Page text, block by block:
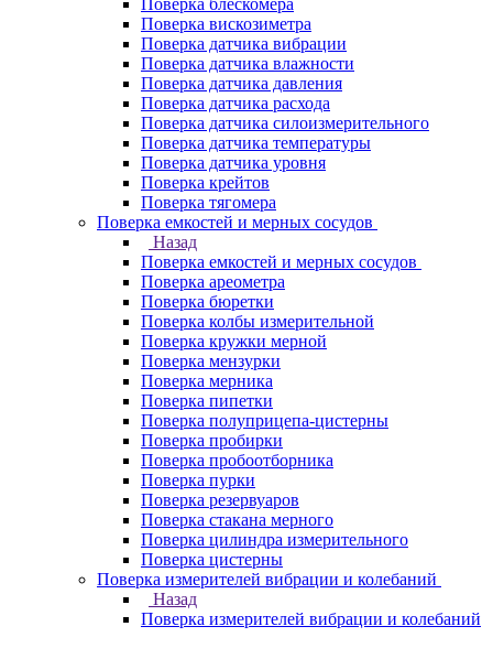
Поверка блескомера
Поверка вискозиметра
Поверка датчика вибрации
Поверка датчика влажности
Поверка датчика давления
Поверка датчика расхода
Поверка датчика силоизмерительного
Поверка датчика температуры
Поверка датчика уровня
Поверка крейтов
Поверка тягомера
Поверка емкостей и мерных сосудов
Назад
Поверка емкостей и мерных сосудов
Поверка ареометра
Поверка бюретки
Поверка колбы измерительной
Поверка кружки мерной
Поверка мензурки
Поверка мерника
Поверка пипетки
Поверка полуприцепа-цистерны
Поверка пробирки
Поверка пробоотборника
Поверка пурки
Поверка резервуаров
Поверка стакана мерного
Поверка цилиндра измерительного
Поверка цистерны
Поверка измерителей вибрации и колебаний
Назад
Поверка измерителей вибрации и колебаний